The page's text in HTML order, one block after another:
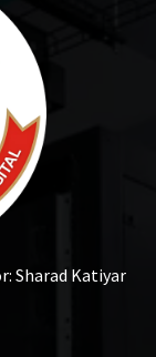
Sharad Katiyar